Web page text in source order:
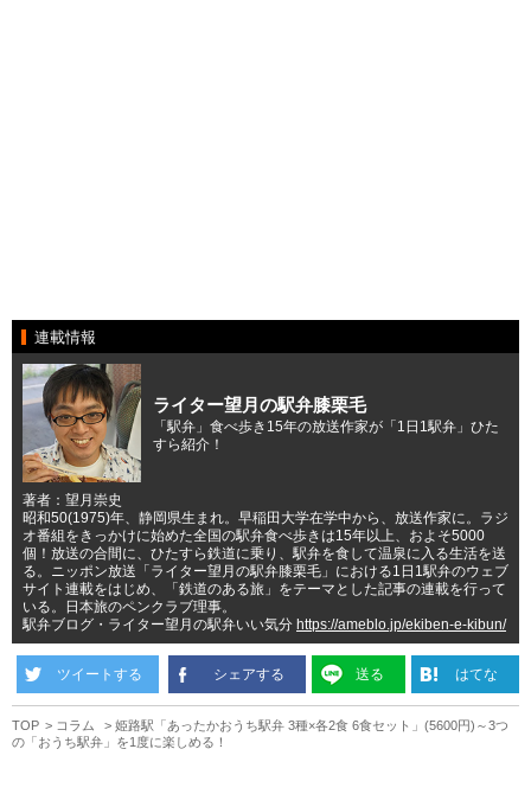
連載情報
ライター望月の駅弁膝栗毛
「駅弁」食べ歩き15年の放送作家が「1日1駅弁」ひた
すら紹介！
著者：望月崇史
昭和50(1975)年、静岡県生まれ。早稲田大学在学中から、放送作家に。ラジ
オ番組をきっかけに始めた全国の駅弁食べ歩きは15年以上、およそ5000
個！放送の合間に、ひたすら鉄道に乗り、駅弁を食して温泉に入る生活を送
る。ニッポン放送「ライター望月の駅弁膝栗毛」における1日1駅弁のウェブ
サイト連載をはじめ、「鉄道のある旅」をテーマとした記事の連載を行って
いる。日本旅のペンクラブ理事。
駅弁ブログ・ライター望月の駅弁いい気分 https://ameblo.jp/ekiben-e-kibun/
ツイートする シェアする 送る はてな
TOP コラム
姫路駅「あったかおうち駅弁 3種×各2食 6食セット」(5600円)～3つ
の「おうち駅弁」を1度に楽しめる！